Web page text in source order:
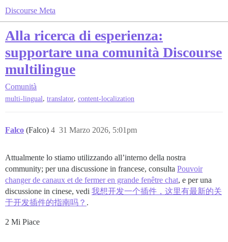
Discourse Meta
Alla ricerca di esperienza:
supportare una comunità Discourse
multilingue
Comunità
multi-lingual, translator, content-localization
Falco (Falco) 31 Marzo 2026, 5:01pm
4
Attualmente lo stiamo utilizzando all’interno della nostra
community; per una discussione in francese, consulta Pouvoir
changer de canaux et de fermer en grande fenêtre chat, e per una
discussione in cinese, vedi 我想开发一个插件，这里有最新的关
于开发插件的指南吗？ .
2 Mi Piace